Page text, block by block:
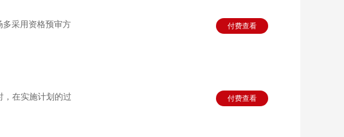
多采用资格预审方
付费查看
，在实施计划的过
付费查看